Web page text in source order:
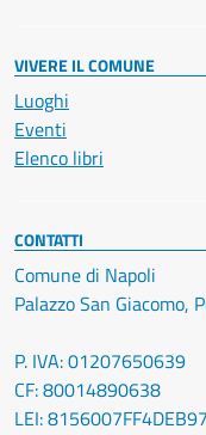
VIVERE IL COMUNE
Luoghi
Eventi
Elenco libri
CONTATTI
Comune di Napoli
Palazzo San Giacomo,
P. IVA: 01207650639
CF: 80014890638
LEI: